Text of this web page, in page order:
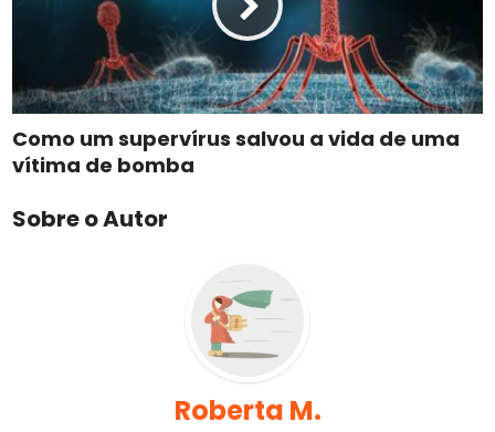
Como um supervírus salvou a vida de uma
vítima de bomba
Sobre o Autor
Roberta M.